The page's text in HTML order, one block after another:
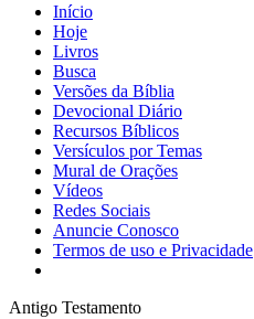
Início
Hoje
Livros
Busca
Versões da Bíblia
Devocional Diário
Recursos Bíblicos
Versículos por Temas
Mural de Orações
Vídeos
Redes Sociais
Anuncie Conosco
Termos de uso e Privacidade
Antigo Testamento